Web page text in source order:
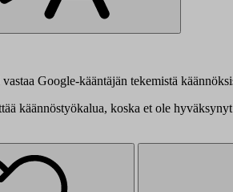
Google-kääntäjän tekemistä
käännöstyökalua, koska et ole